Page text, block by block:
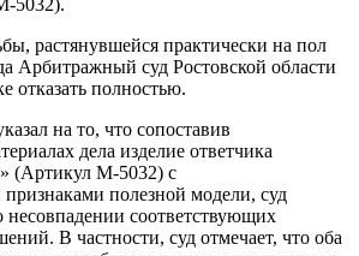
растянувшейся практически на пол
Арбитражный суд Ростовской области
отказать полностью.
на то, что сопоставив
дела изделие ответчика
(Артикул М-5032) с
полезной модели, суд
соответствующих
В частности, суд отмечает, что оба